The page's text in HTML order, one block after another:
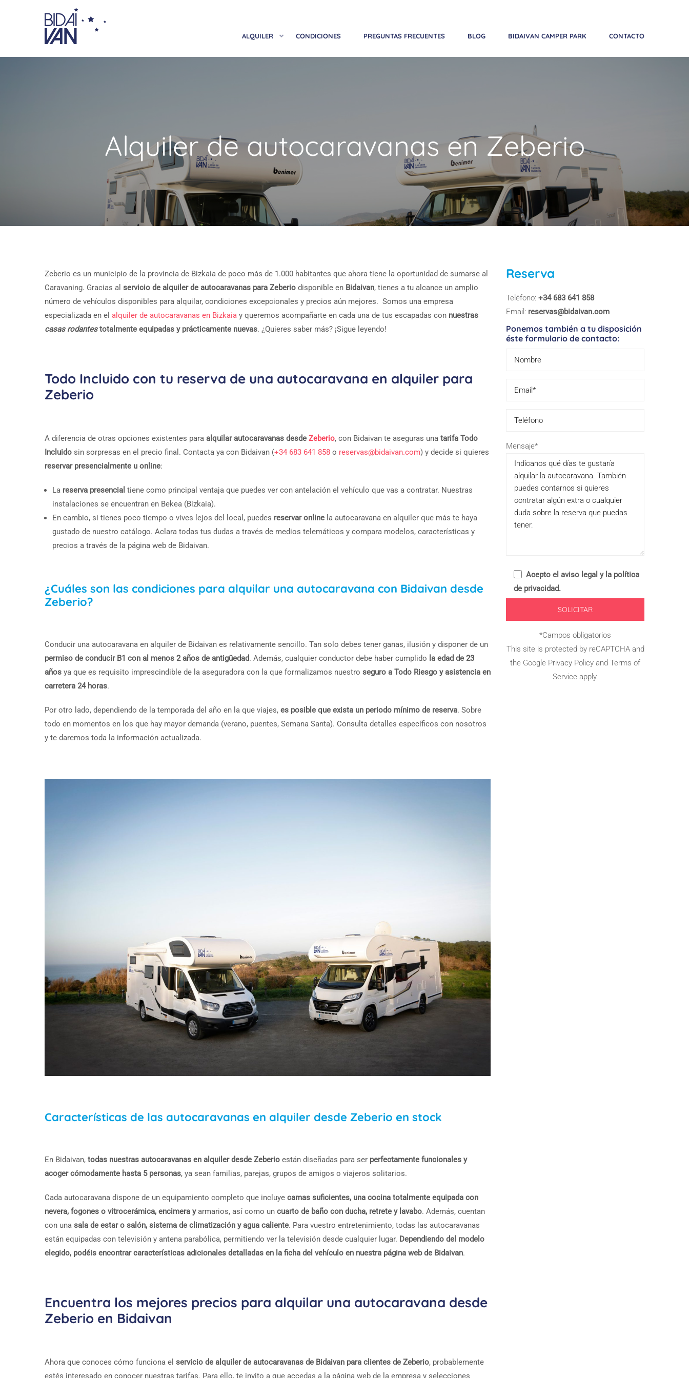
ALQUILER CONDICIONES PREGUNTAS FRECUENTES BLOG BIDAIVAN CAMPER PARK CONTACTO
Alquiler de autocaravanas en Zeberio
Zeberio es un municipio de la provincia de Bizkaia de poco más de 1.000 habitantes que ahora tiene la oportunidad de sumarse al
Caravaning. Gracias al servicio de alquiler de autocaravanas para Zeberio disponible en Bidaivan, tienes a tu alcance un amplio
número de vehículos disponibles para alquilar, condiciones excepcionales y precios aún mejores. Somos una empresa
especializada en el alquiler de autocaravanas en Bizkaia y queremos acompañarte en cada una de tus escapadas con nuestras
casas rodantestotalmente equipadas y prácticamente nuevas. ¿Quieres saber más? ¡Sigue leyendo!
Todo Incluido con tu reserva de una autocaravana en alquiler para
Zeberio
A diferencia de otras opciones existentes para alquilar autocaravanas desde Zeberio, con Bidaivan te aseguras una tarifa Todo
Incluido sin sorpresas en el precio final. Contacta ya con Bidaivan (+34 683 641 858 o reservas@bidaivan.com) y decide si quieres
reservar presencialmente u online:
La reserva presencial tiene como principal ventaja que puedes ver con antelación el vehículo que vas a contratar. Nuestras
instalaciones se encuentran en Bekea (Bizkaia).
En cambio, si tienes poco tiempo o vives lejos del local, puedes reservar online la autocaravana en alquiler que más te haya
gustado de nuestro catálogo. Aclara todas tus dudas a través de medios telemáticos y compara modelos, características y
precios a través de la página web de Bidaivan.
¿Cuáles son las condiciones para alquilar una autocaravana con Bidaivan desde
Zeberio?
Conducir una autocaravana en alquiler de Bidaivan es relativamente sencillo. Tan solo debes tener ganas, ilusión y disponer de un
permiso de conducir B1 con al menos 2 años de antigüedad. Además, cualquier conductor debe haber cumplido la edad de 23
años ya que es requisito imprescindible de la aseguradora con la que formalizamos nuestro seguro a Todo Riesgo y asistencia en
carretera 24 horas.
Por otro lado, dependiendo de la temporada del año en la que viajes, es posible que exista un periodo mínimo de reserva. Sobre
todo en momentos en los que hay mayor demanda (verano, puentes, Semana Santa). Consulta detalles específicos con nosotros
y te daremos toda la información actualizada.
Características de las autocaravanas en alquiler desde Zeberio en stock
En Bidaivan, todas nuestras autocaravanas en alquiler desde Zeberio están diseñadas para ser perfectamente funcionales y
acoger cómodamente hasta 5 personas, ya sean familias, parejas, grupos de amigos o viajeros solitarios.
Cada autocaravana dispone de un equipamiento completo que incluye camas suficientes, una cocina totalmente equipada con
nevera, fogones o vitrocerámica, encimera yarmarios, así como un cuarto de baño con ducha, retrete y lavabo. Además, cuentan
con una sala de estar o salón, sistema de climatización y agua caliente. Para vuestro entretenimiento, todas las autocaravanas
están equipadas con televisión y antena parabólica, permitiendo ver la televisión desde cualquier lugar. Dependiendo del modelo
elegido, podéis encontrar características adicionales detalladas en la ficha del vehículo en nuestra página web de Bidaivan.
Encuentra los mejores precios para alquilar una autocaravana desde
Zeberio en Bidaivan
Ahora que conoces cómo funciona el servicio de alquiler de autocaravanas de Bidaivan para clientes de Zeberio, probablemente
Reserva
Teléfono: +34 683 641 858
Email: reservas@bidaivan.com
Ponemos también a tu disposición
éste formulario de contacto:
Mensaje*
Acepto el aviso legal y la política
de privacidad.
*Campos obligatorios
This site is protected by reCAPTCHA and
the Google Privacy Policy and Terms of
Serviceapply.